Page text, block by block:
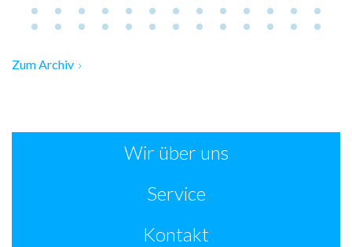
Zum Archiv
Wir über uns
Service
Kontakt